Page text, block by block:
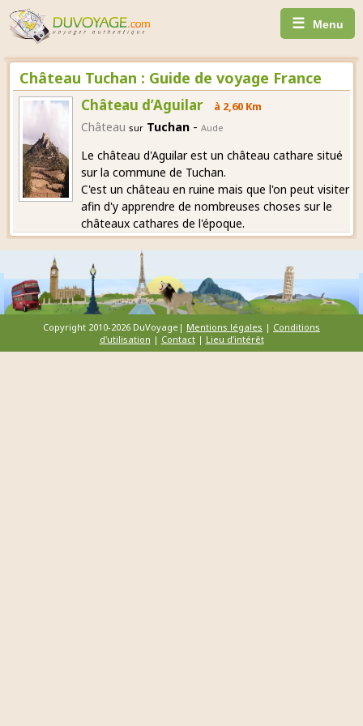
☰ Menu
Château Tuchan : Guide de voyage France
Château d’Aguilar à 2,60 Km
Château sur Tuchan - Aude
Le château d'Aguilar est un château cathare situé
sur la commune de Tuchan.
C'est un château en ruine mais que l'on peut visiter
afin d'y apprendre de nombreuses choses sur le
châteaux cathares de l'époque.
Copyright 2010-2026 DuVoyage| Mentions légales | Conditions
d'utilisation | Contact| Lieu d'intérêt